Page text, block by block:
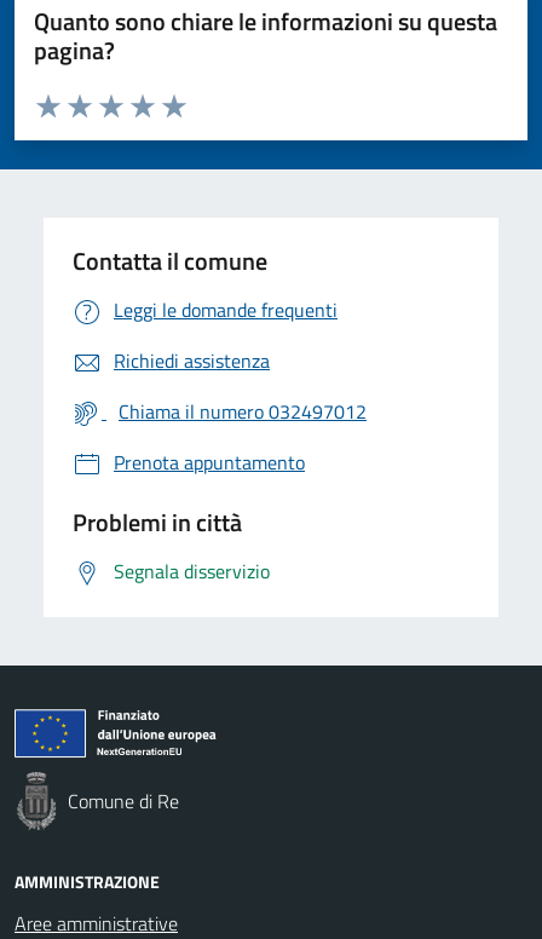
Quanto sono chiare le informazioni su questa
pagina?
Valuta da 1 a 5 stelle la pagina
Valuta 5 stelle su 5
Valuta 4 stelle su 5
Valuta 3 stelle su 5
Valuta 2 stelle su 5
Valuta 1 stelle su 5
Contatta il comune
Leggi le domande frequenti
Richiedi assistenza
Chiama il numero 032497012
Prenota appuntamento
Problemi in città
Segnala disservizio
Comune di Re
AMMINISTRAZIONE
Aree amministrative